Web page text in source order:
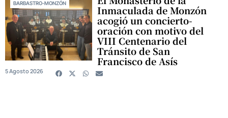
BARBASTRO-MONZÓN
Inmaculada de Monzón
acogió un concierto-
oración con motivo del
VIII Centenario del
Tránsito de San
Francisco de Asís
5 Agosto 2026